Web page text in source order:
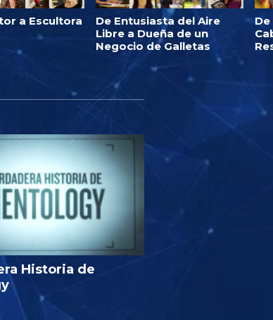
a Escultora
De Entusiasta del Aire
Libre a Dueña de un
Negocio de Galletas
Historia de